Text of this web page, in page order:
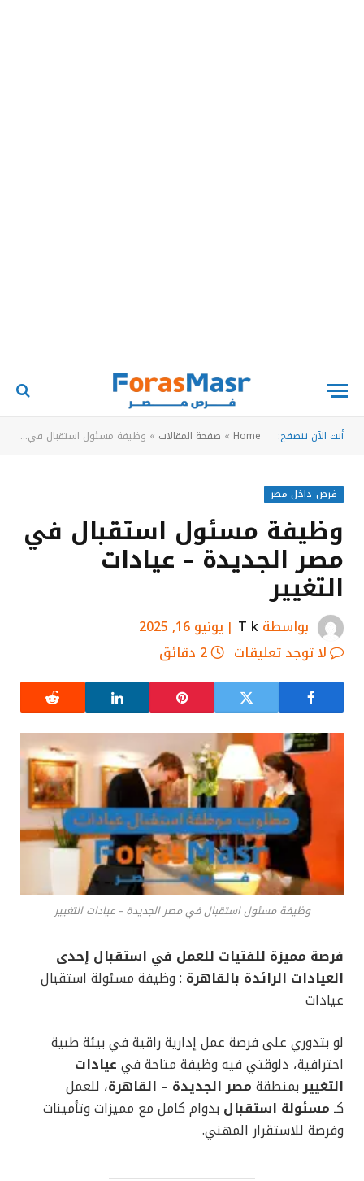
أنت الآن تتصفح: Home
» صفحة المقالات » وظيفة مسئول استقبال في مصر الجديدة – عيادات التغيير
فرص داخل مصر
وظيفة مسئول استقبال في
مصر الجديدة – عيادات
التغيير
بواسطةT k
يونيو 16, 2025
لا توجد تعليقات
2 دقائق
وظيفة مسئول استقبال في مصر الجديدة – عيادات التغيير
فرصة مميزة للفتيات للعمل في استقبال إحدى
العيادات الرائدة بالقاهرة : وظيفة مسئولة استقبال
عيادات
لو بتدوري على فرصة عمل إدارية راقية في بيئة طبية
احترافية، دلوقتي فيه وظيفة متاحة في عيادات
التغييربمنطقة مصر الجديدة – القاهرة، للعمل
كـ مسئولة استقبال بدوام كامل مع مميزات وتأمينات
وفرصة للاستقرار المهني.